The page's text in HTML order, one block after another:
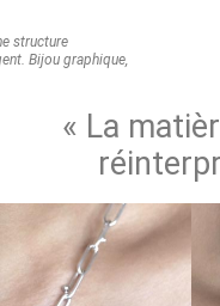
structure
Bijou graphique,
« La